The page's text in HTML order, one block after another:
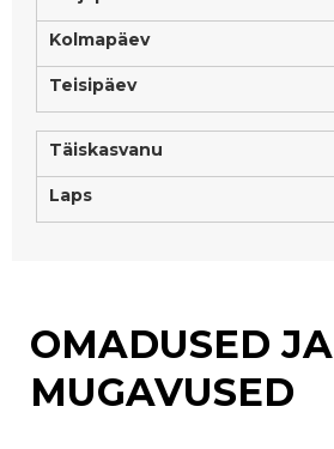
Kolmapäev
Teisipäev
Täiskasvanu
Laps
OMADUSED JA
MUGAVUSED